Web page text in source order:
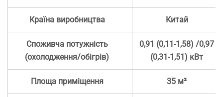
Країна виробництва Китай
Споживча потужність
(охолодження/обігрів)
0,91 (0,11-1,58) /0,97
(0,31-1,51) кВт
Площа приміщення 35 м²